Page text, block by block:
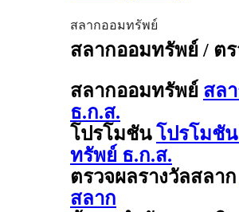
สลากออมทรัพย์
สลากออมทรัพย์ / ตร
สลากออมทรัพย์ สล
ธ.ก.ส.
โปรโมชัน โปรโมชั
ทรัพย์ ธ.ก.ส.
ตรวจผลรางวัลสลาก
สลาก